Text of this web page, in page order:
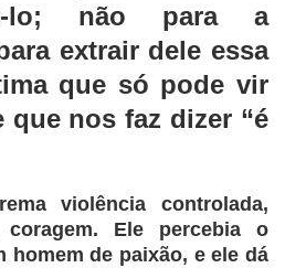
lo; não para a
extrair dele essa
que só pode vir
que nos faz dizer “é
violência controlada,
coragem. Ele percebia o
de paixão, e ele dá